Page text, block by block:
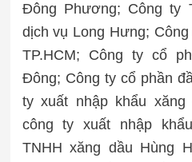
Đông Phương; Công ty
dịch vụ Long Hưng;
TP.HCM; Công ty cổ
Đông; Công ty cổ phần
ty xuất nhập khẩu
công ty xuất nhập
TNHH xăng dầu Hùng